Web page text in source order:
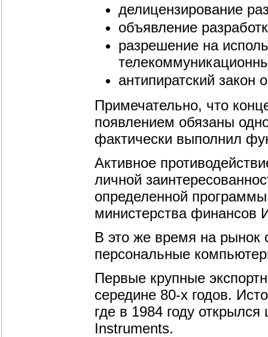
делицензирование
объявление
разрешение на
антипиратский закон
Примечательно, что
появлением обязаны
фактически выполнил
Активное
личной
определенной
министерства финансов
В это же время на рынок
персональные
Первые крупные
середине 80-х годов.
где в 1984 году
Instruments.